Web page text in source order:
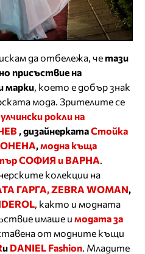
да отбележа, че тази
присъствие на
марки, което е добър знак
мода. Зрителите се
рокли на
, дизайнеркатаСтойка
,модна къща
СОФИЯ и ВАРНА.
колекции на
ГАРГА, ZEBRA WOMAN,
, както и модната
имаше и модата за
от модните къщи
и DANIEL Fashion. Младите